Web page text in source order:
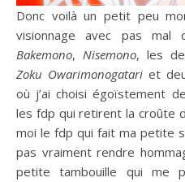
Donc voilà un petit peu
visionnage avec pas
Bakemono, Nisemono, les
Zoku Owarimonogatari et
où j’ai choisi égoïstement de
les fdp qui retirent la croûte
moi le fdp qui fait ma petite
pas vraiment rendre
petite tambouille qui me